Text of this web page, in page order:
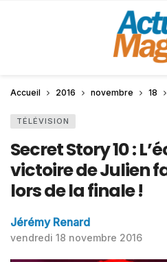
Accueil 2016 novembre 18
TÉLÉVISION
Secret Story 10 :
victoire de Julien
lors de la finale !
Jérémy Renard
vendredi 18 novembre 2016